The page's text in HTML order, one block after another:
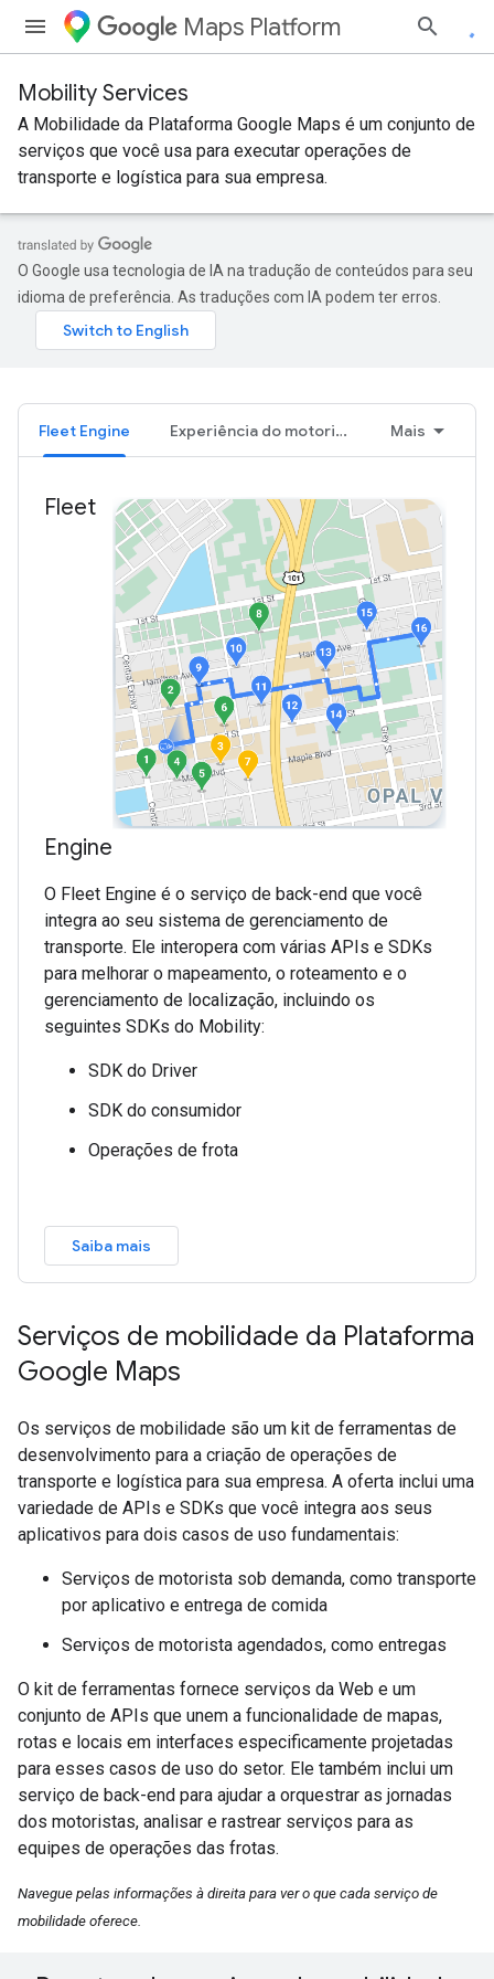
Maps Platform
Mobility Services
A Mobilidade da Plataforma Google Maps é um conjunto de
serviços que você usa para executar operações de
transporte e logística para sua empresa.
O Google usa tecnologia de IA na tradução de conteúdos para seu
idioma de preferência. As traduções com IA podem ter erros.
Fleet Engine Experiência do motorista Mais
Fleet
Engine
O Fleet Engine é o serviço de back-end que você
integra ao seu sistema de gerenciamento de
transporte. Ele interopera com várias APIs e SDKs
para melhorar o mapeamento, o roteamento e o
gerenciamento de localização, incluindo os
seguintes SDKs do Mobility:
SDK do Driver
SDK do consumidor
Operações de frota
Saiba mais
Serviços de mobilidade da Plataforma
Google Maps
Os serviços de mobilidade são um kit de ferramentas de
desenvolvimento para a criação de operações de
transporte e logística para sua empresa. A oferta inclui uma
variedade de APIs e SDKs que você integra aos seus
aplicativos para dois casos de uso fundamentais:
Serviços de motorista sob demanda, como transporte
por aplicativo e entrega de comida
Serviços de motorista agendados, como entregas
O kit de ferramentas fornece serviços da Web e um
conjunto de APIs que unem a funcionalidade de mapas,
rotas e locais em interfaces especificamente projetadas
para esses casos de uso do setor. Ele também inclui um
serviço de back-end para ajudar a orquestrar as jornadas
dos motoristas, analisar e rastrear serviços para as
equipes de operações das frotas.
Navegue pelas informações à direita para ver o que cada serviço de
mobilidade oferece.